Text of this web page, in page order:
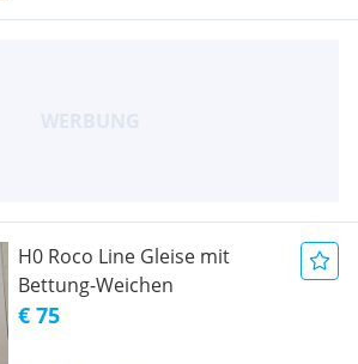
H0 Roco Line Gleise mit
Bettung-Weichen
€ 75